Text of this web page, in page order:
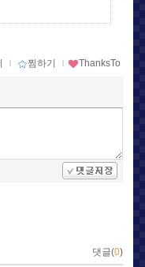
ｌ 찜하기 ｌ ThanksTo
댓글(0)